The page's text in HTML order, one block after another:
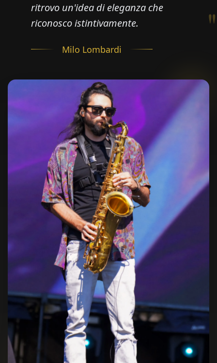
ritrovo un'idea di eleganza che
riconosco istintivamente.
"
Milo Lombardi